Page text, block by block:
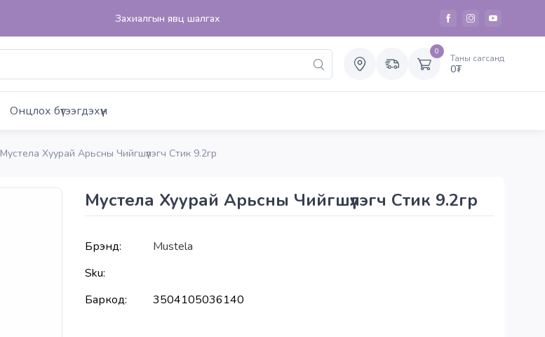
Захиалгын явц шалгах
0
Таны сагсанд
0₮
Онцлох бүтээгдэхүүн
Мустела Хуурай Арьсны Чийгшүүлэгч Стик 9.2гр
Мустела Хуурай Арьсны Чийгшүүлэгч Стик 9.2гр
Брэнд:
Mustela
Sku:
Баркод:
3504105036140